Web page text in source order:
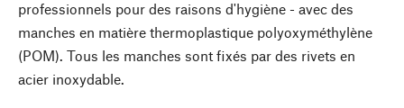
professionnels pour des raisons d'hygiène - avec des
manches en matière thermoplastique polyoxyméthylène
(POM). Tous les manches sont fixés par des rivets en
acier inoxydable.